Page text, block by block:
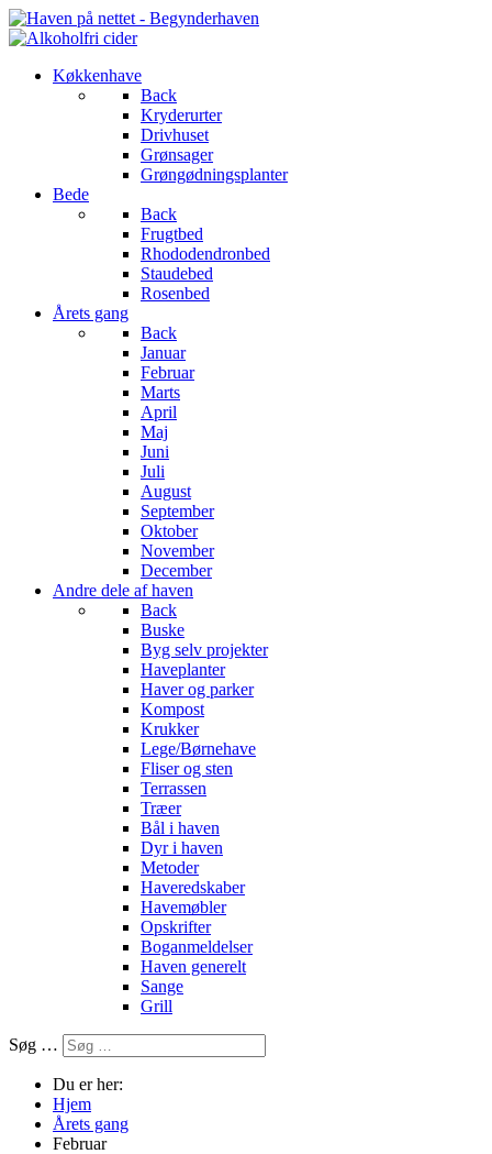
Køkkenhave
Back
Kryderurter
Drivhuset
Grønsager
Grøngødningsplanter
Bede
Back
Frugtbed
Rhododendronbed
Staudebed
Rosenbed
Årets gang
Back
Januar
Februar
Marts
April
Maj
Juni
Juli
August
September
Oktober
November
December
Andre dele af haven
Back
Buske
Byg selv projekter
Haveplanter
Haver og parker
Kompost
Krukker
Lege/Børnehave
Fliser og sten
Terrassen
Træer
Bål i haven
Dyr i haven
Metoder
Haveredskaber
Havemøbler
Opskrifter
Boganmeldelser
Haven generelt
Sange
Grill
Søg …
Du er her:
Hjem
Årets gang
Februar